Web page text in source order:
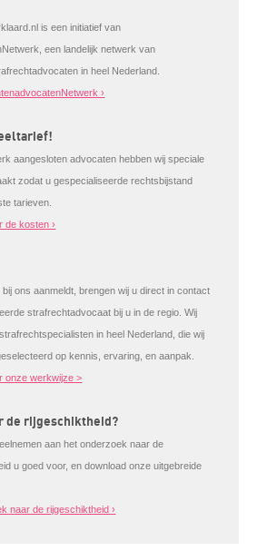
is een initiatief van
een landelijk netwerk van
in heel Nederland.
›
aangesloten advocaten hebben wij speciale
zodat u gespecialiseerde rechtsbijstand
tarieven.
de kosten ›
ons aanmeldt, brengen wij u direct in contact
strafrechtadvocaat bij u in de regio. Wij
in heel Nederland, die wij
op kennis, ervaring, en aanpak.
onze werkwijze >
de rijgeschiktheid?
aan het onderzoek naar de
u goed voor, en download onze uitgebreide
naar de rijgeschiktheid ›